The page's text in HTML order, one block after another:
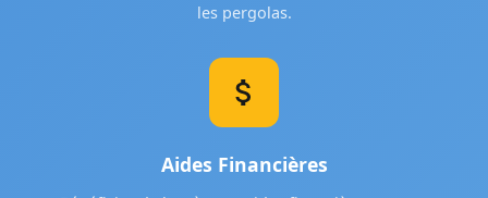
les pergolas.
Aides Financières